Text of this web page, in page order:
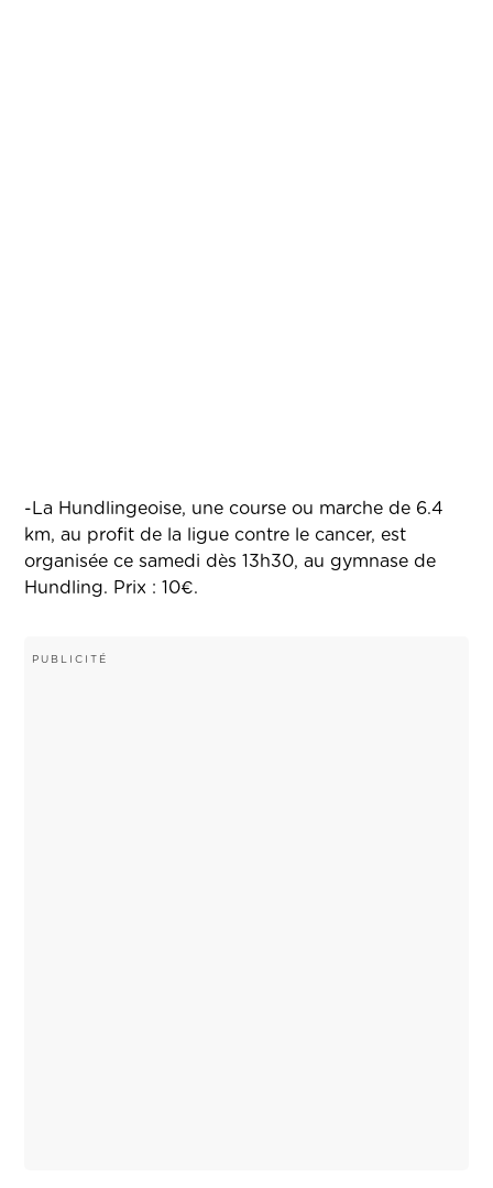
-La Hundlingeoise, une course ou marche de 6.4
km, au profit de la ligue contre le cancer, est
organisée ce samedi dès 13h30, au gymnase de
Hundling. Prix : 10€.